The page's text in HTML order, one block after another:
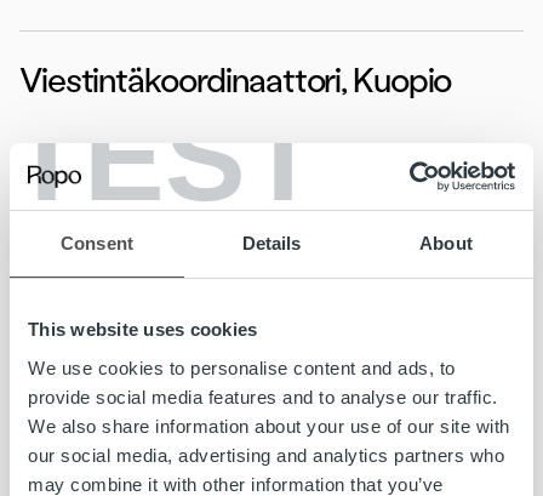
TEST
Consent Details About
This website uses cookies
We use cookies to personalise content and ads, to
provide social media features and to analyse our traffic.
We also share information about your use of our site with
our social media, advertising and analytics partners who
may combine it with other information that you’ve
Viestintäkoordinaattori, Kuopio
Viestintäkoordinaattorina vastaat viestintään liittyvistä
tehtävistä sekä asiakasviestinnän että Ropon
markkinointipäällikön tiimissä ja teet tiivistä yhteistyötä
mm. Ropon palveluiden, teknologioiden ja myynnin kanssa.
aiheraakileista käyttövalmiita ja Ropon tyylin mukaisia
kokonaisuuksia. Viestintäkoordinaattorin tehtävä on
vakituinen ja kokoaikainen.
Hakemuksen pääset jättämääntästä.